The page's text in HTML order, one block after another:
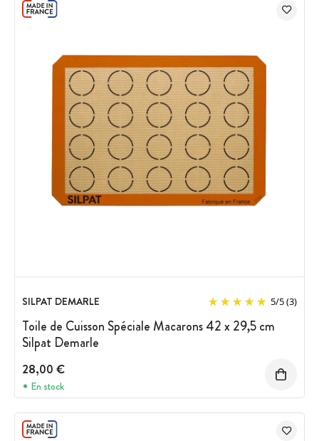
SILPAT DEMARLE 5/5(3)
Toile de Cuisson Spéciale Macarons 42 x 29,5 cm
Silpat Demarle
28,00 €
En stock